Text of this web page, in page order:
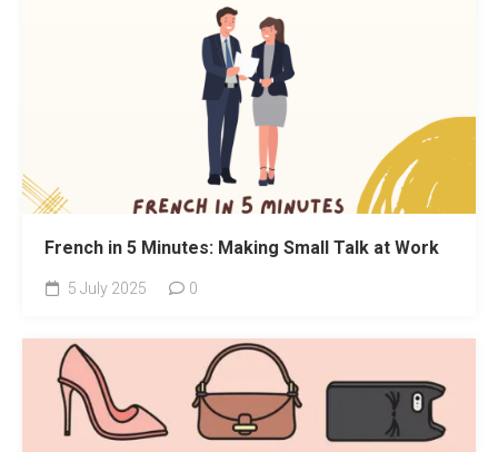
French in 5 Minutes: Making Small Talk at Work
5 July 2025 0